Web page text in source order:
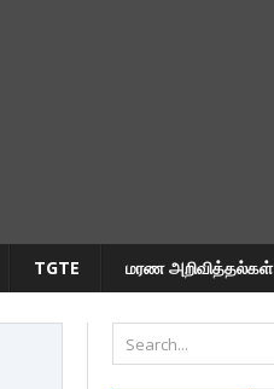
TGTE மரண அறிவித்தல்கள்